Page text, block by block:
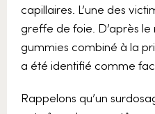
capillaires. L’une des
greffe de foie. D’après
gummies combiné à la
a été identifié comme
Rappelons qu’un